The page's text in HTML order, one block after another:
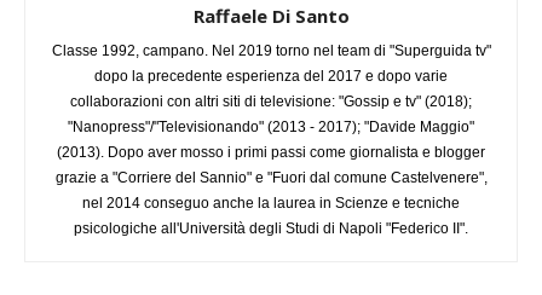
Raffaele Di Santo
Classe 1992, campano. Nel 2019 torno nel team di "Superguida tv"
dopo la precedente esperienza del 2017 e dopo varie
collaborazioni con altri siti di televisione: "Gossip e tv" (2018);
"Nanopress"/"Televisionando" (2013 - 2017); "Davide Maggio"
(2013). Dopo aver mosso i primi passi come giornalista e blogger
grazie a "Corriere del Sannio" e "Fuori dal comune Castelvenere",
nel 2014 conseguo anche la laurea in Scienze e tecniche
psicologiche all'Università degli Studi di Napoli "Federico II".